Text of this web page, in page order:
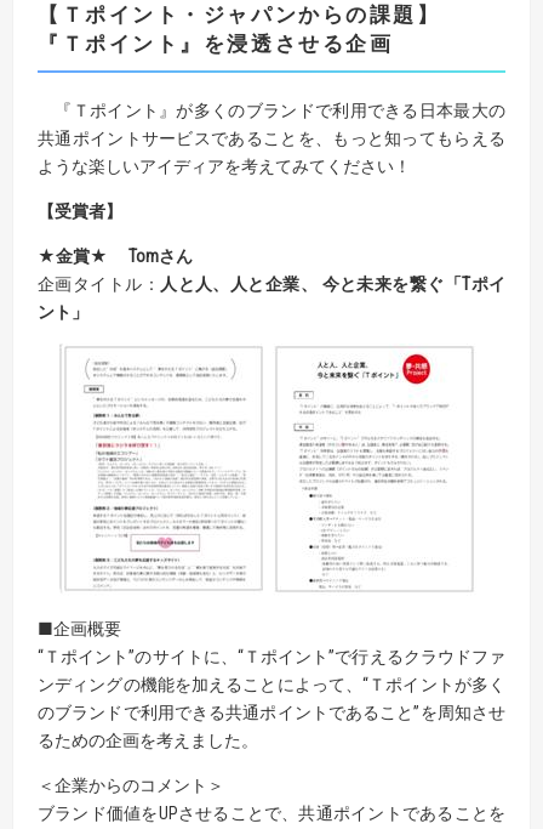
【Ｔポイント・ジャパンからの課題】
『Ｔポイント』を浸透させる企画
『Ｔポイント』が多くのブランドで利用できる日本最大の
共通ポイントサービスであることを、もっと知ってもらえる
ような楽しいアイディアを考えてみてください！
【受賞者】
★金賞★ Tomさん
企画タイトル： 人と人、人と企業、 今と未来を繋ぐ「Tポイ
ント」
■企画概要
“Ｔポイント”のサイトに、“Ｔポイント”で行えるクラウドファ
ンディングの機能を加えることによって、“Ｔポイントが多く
のブランドで利用できる共通ポイントであること”を周知させ
るための企画を考えました。
＜企業からのコメント＞
ブランド価値をUPさせることで、共通ポイントであることを